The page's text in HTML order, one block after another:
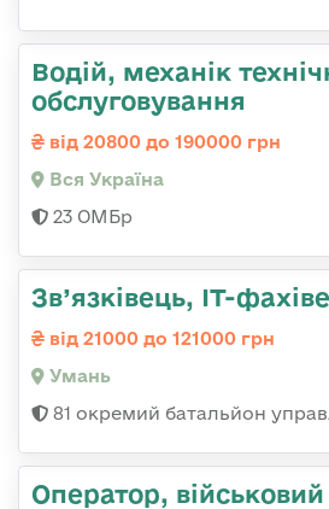
Водій, механік
обслуговування
від 20800 до 190000 грн
Вся Україна
23 ОМБр
Зв’язківець, ІТ-
від 21000 до 121000 грн
Умань
81 окремий батальйон
Опеpатоp, військовий